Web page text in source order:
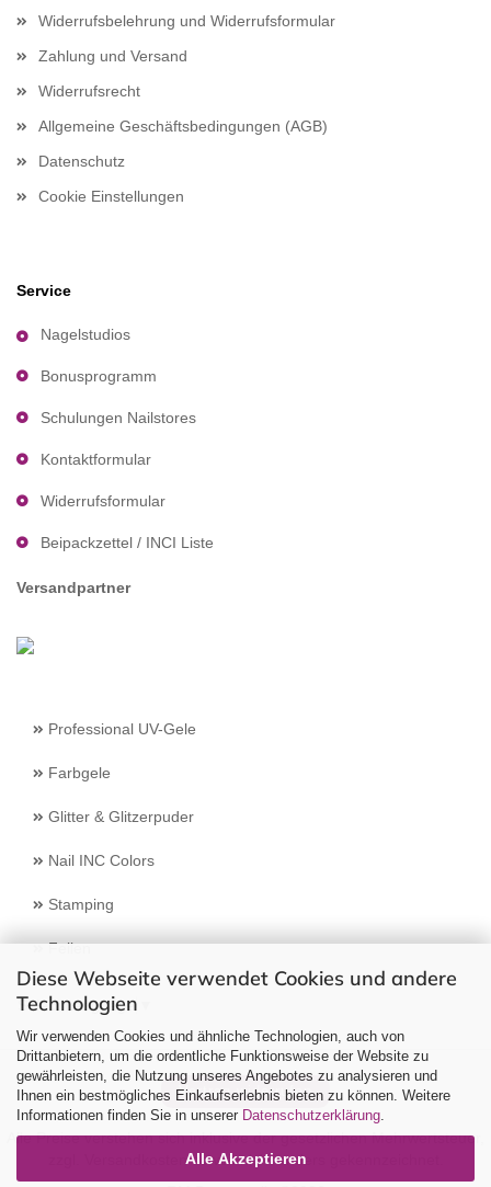
Diese Webseite verwendet Cookies und andere
Technologien
Wir verwenden Cookies und ähnliche Technologien, auch von
Drittanbietern, um die ordentliche Funktionsweise der Website zu
gewährleisten, die Nutzung unseres Angebotes zu analysieren und
Ihnen ein bestmögliches Einkaufserlebnis bieten zu können. Weitere
Informationen finden Sie in unserer Datenschutzerklärung
Alle Akzeptieren
Widerrufsbelehrung und Widerrufsformular
Zahlung und Versand
Widerrufsrecht
Allgemeine Geschäftsbedingungen (AGB)
Datenschutz
Cookie Einstellungen
Service
Nagelstudios
Bonusprogramm
Schulungen Nailstores
Kontaktformular
Widerrufsformular
Beipackzettel / INCI Liste
Versandpartner
Professional UV-Gele
Farbgele
Glitter & Glitzerpuder
Nail INC Colors
Stamping
Feilen
Select Language
Vertrag widerrufen
Alle Preise verstehen sich inklusive der gesetzlichen Mehrwertsteuer,
Versandkostensoweit nicht anders gekennzeichnet.